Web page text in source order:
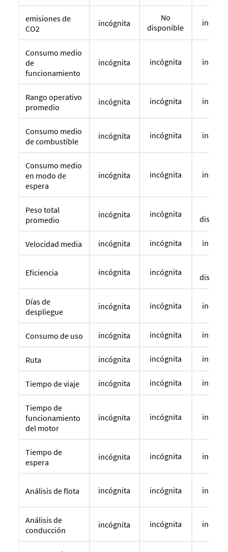
emisiones de
CO2
incógnita
No
disponible
Consumo medio
de
funcionamiento
incógnita incógnita
Rango operativo
promedio
incógnita incógnita
Consumo medio
de combustible
incógnita incógnita
Consumo medio
en modo de
espera
incógnita incógnita
Peso total
promedio
incógnita incógnita
Velocidad media incógnita incógnita
Eficiencia incógnita incógnita
Días de
despliegue
incógnita incógnita
Consumo de uso incógnita incógnita
Ruta incógnita incógnita
Tiempo de viaje incógnita incógnita
Tiempo de
funcionamiento
del motor
incógnita incógnita
Tiempo de
espera
incógnita incógnita
Análisis de flota incógnita incógnita
Análisis de
conducción
incógnita incógnita